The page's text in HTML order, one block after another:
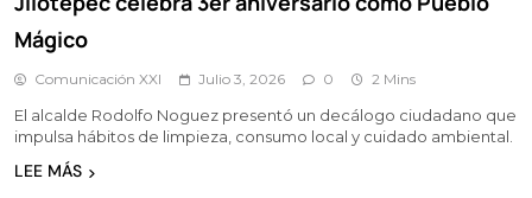
Mágico
Comunicación XXI Julio 3, 2026 0 2 Mins
El alcalde Rodolfo Noguez presentó un decálogo ciudadano que
impulsa hábitos de limpieza, consumo local y cuidado ambiental.
LEE MÁS